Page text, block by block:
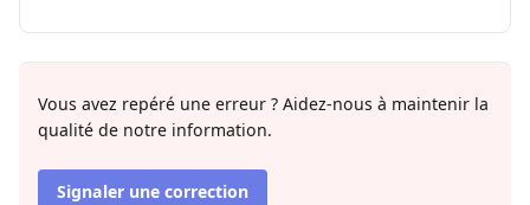
Vous avez repéré une erreur ? Aidez-nous à maintenir la
qualité de notre information.
Signaler une correction